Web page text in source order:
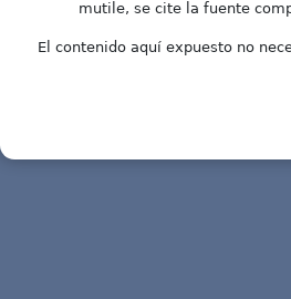
mutile, se cite la fuente
El contenido aquí expuesto no